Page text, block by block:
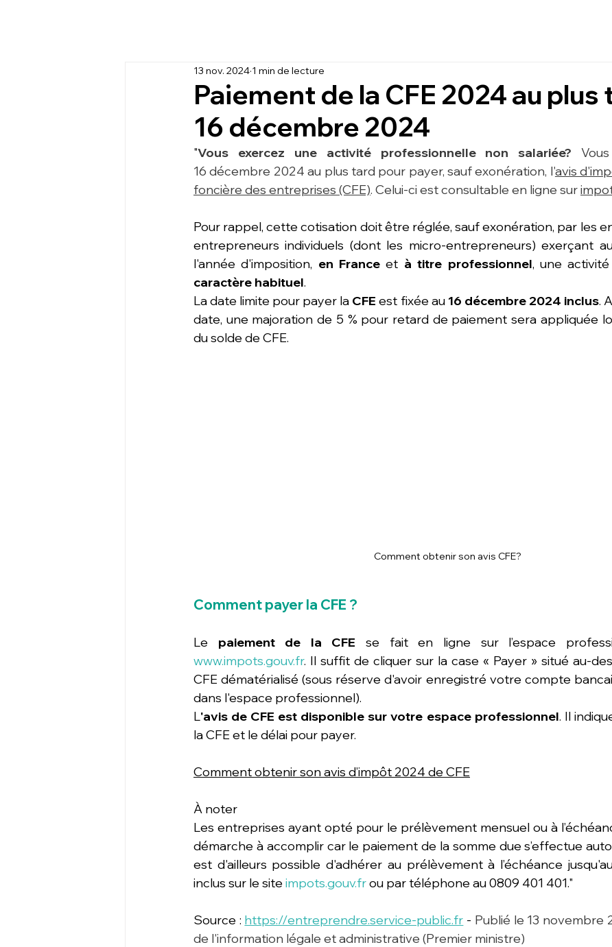
Paiement de la CFE 2024 au plus
16 décembre 2024
13 nov. 2024 1 min de lecture
"Vous exercez une activité professionnelle non salariée?
16 décembre 2024 au plus tard pour payer, sauf exonération, l'avis
foncière des entreprises (CFE). Celui-ci est consultable en ligne sur
Pour rappel, cette cotisation doit être réglée, sauf exonération, par les
entrepreneurs individuels (dont les micro-entrepreneurs) exerçant
l'année d'imposition, en France et à titre professionnel
caractère habituel.
La date limite pour payer la CFE est fixée au 16 décembre 2024 inclus.
date, une majoration de 5 % pour retard de paiement sera appliquée
du solde de CFE.
Comment obtenir son avis CFE?
Comment payer la CFE ?
Le paiement de la CFE
www.impots.gouv.fr. Il suffit de cliquer sur la case « Payer » situé au-
CFE dématérialisé (sous réserve d'avoir enregistré votre compte
dans l'espace professionnel).
L'avis de CFE est disponible sur votre espace professionnel. Il
la CFE et le délai pour payer.
Comment obtenir son avis d’impôt 2024 de CFE
À noter
Les entreprises ayant opté pour le prélèvement mensuel ou à
démarche à accomplir car le paiement de la somme due s’effectue
est d'ailleurs possible d'adhérer au prélèvement à l’échéance
inclus sur le site impots.gouv.fr ou par téléphone au 0809 401 401."
Source : https://entreprendre.service-public.fr - Publié le 13 novembre
de l'information légale et administrative (Premier ministre)